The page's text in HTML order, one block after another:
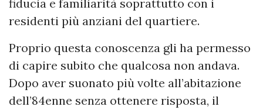
fiducia e familiarità soprattutto con i
residenti più anziani del quartiere.
Proprio questa conoscenza gli ha permesso
di capire subito che qualcosa non andava.
Dopo aver suonato più volte all’abitazione
dell’84enne senza ottenere risposta, il